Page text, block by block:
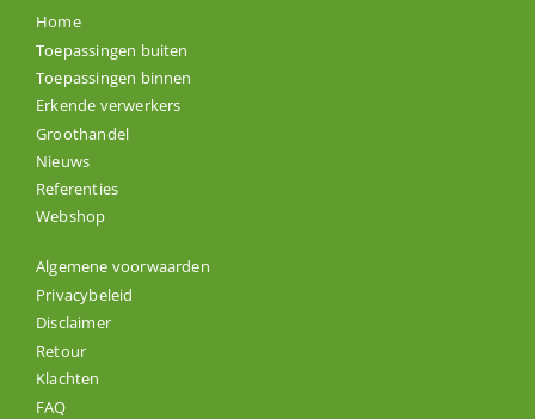
Home
Toepassingen buiten
Toepassingen binnen
Erkende verwerkers
Groothandel
Nieuws
Referenties
Webshop
Algemene voorwaarden
Privacybeleid
Disclaimer
Retour
Klachten
FAQ